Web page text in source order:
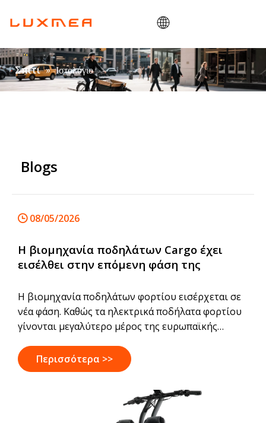
Σπίτι
Εταιρεία
Ιστολόγιο
Σπίτι » Ιστολόγιο
Blogs
08/05/2026
Η βιομηχανία ποδηλάτων Cargo έχει
εισέλθει στην επόμενη φάση της
Η βιομηχανία ποδηλάτων φορτίου εισέρχεται σε
νέα φάση. Καθώς τα ηλεκτρικά ποδήλατα φορτίου
γίνονται μεγαλύτερο μέρος της ευρωπαϊκής
πέρα ​​από την απόδοση των οχημάτων και
εστιάζουν σε πιο έξυπνες λειτουργίες του στόλου.
ψηφιακών εργαλείων και της καλύτερης
λειτουργικής ορατότητας, τα ποδήλατα φορτίου
Περισσότερα >>